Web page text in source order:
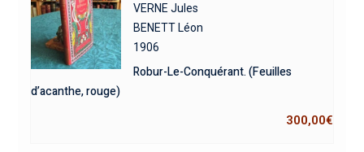
VERNE Jules
BENETT Léon
1906
Robur-Le-Conquérant. (Feuilles
d’acanthe, rouge)
300,00€